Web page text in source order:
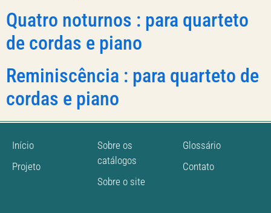
Quatro noturnos : para quarteto
de cordas e piano
Reminiscência : para quarteto de
cordas e piano
Início
Projeto
Sobre os
catálogos
Sobre o site
Glossário
Contato